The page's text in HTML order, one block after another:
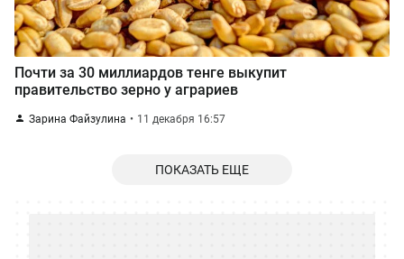
Почти за 30 миллиардов тенге выкупит
правительство зерно у аграриев
Зарина Файзулина 11 декабря 16:57
ПОКАЗАТЬ ЕЩЕ